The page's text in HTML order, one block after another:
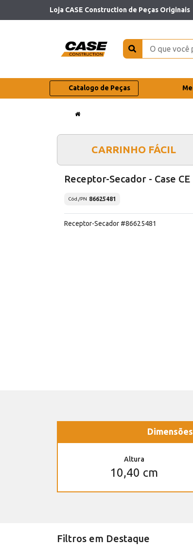
Loja CASE Construction de Peças Originais
Catalogo de Peças
CARRINHO FÁCIL
Receptor-Secador - Case CE
Cód./PN 86625481
Receptor-Secador #86625481
Altura
10,40 cm
Filtros em Destaque